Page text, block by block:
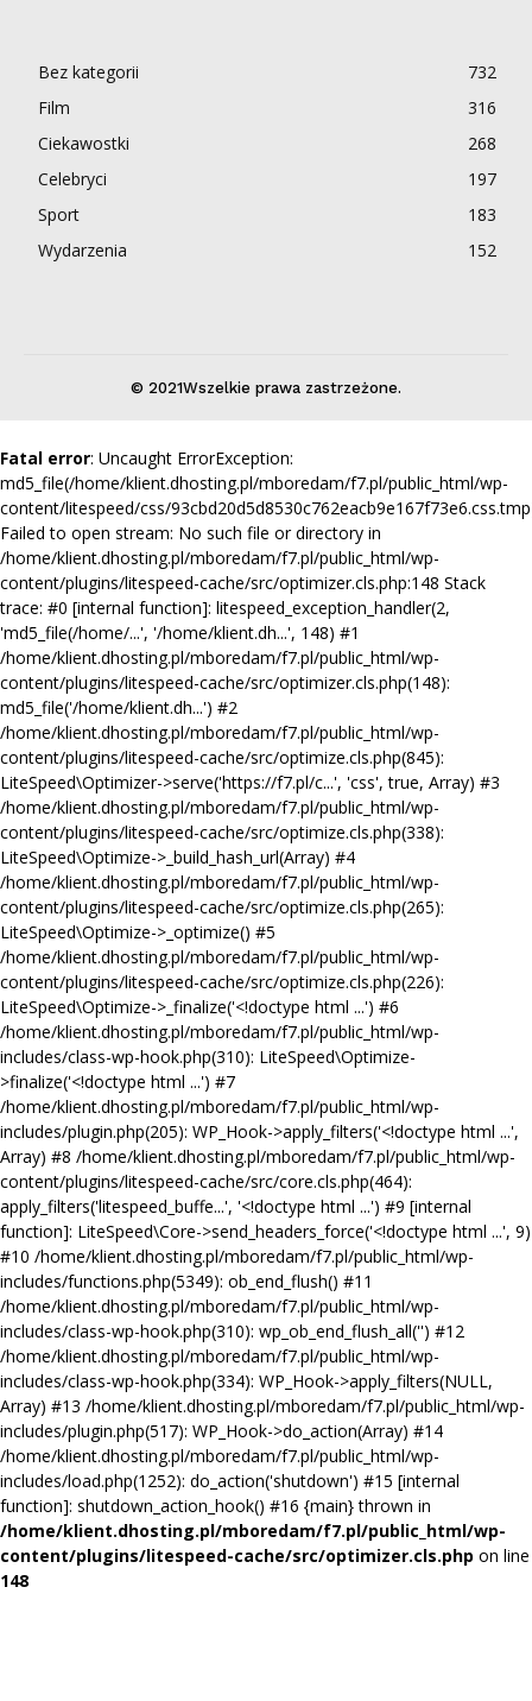
Bez kategorii
732
Film
316
Ciekawostki
268
Celebryci
197
Sport
183
Wydarzenia
152
© 2021Wszelkie prawa zastrzeżone.
Fatal error: Uncaught ErrorException:
md5_file(/home/klient.dhosting.pl/mboredam/f7.pl/public_html/wp-
content/litespeed/css/
Failed to open stream: No such file or directory in
/home/klient.dhosting.pl/mboredam/f7.pl/public_html/wp-
content/plugins/litespeed-cache/src/optimizer.cls.php:148 Stack
trace: #0 [internal function]: litespeed_exception_handler(2,
'md5_file(/home/...', '/home/klient.dh...', 148) #1
/home/klient.dhosting.pl/mboredam/f7.pl/public_html/wp-
content/plugins/litespeed-cache/src/optimizer.cls.php(148):
md5_file('/home/klient.dh...') #2
/home/klient.dhosting.pl/mboredam/f7.pl/public_html/wp-
content/plugins/litespeed-cache/src/optimize.cls.php(845):
LiteSpeed\Optimizer->serve('https://f7.pl/c...', 'css', true, Array) #3
/home/klient.dhosting.pl/mboredam/f7.pl/public_html/wp-
content/plugins/litespeed-cache/src/optimize.cls.php(338):
LiteSpeed\Optimize->_build_hash_url(Array) #4
/home/klient.dhosting.pl/mboredam/f7.pl/public_html/wp-
content/plugins/litespeed-cache/src/optimize.cls.php(265):
LiteSpeed\Optimize->_optimize() #5
/home/klient.dhosting.pl/mboredam/f7.pl/public_html/wp-
content/plugins/litespeed-cache/src/optimize.cls.php(226):
LiteSpeed\Optimize->_finalize('<!doctype html ...') #6
/home/klient.dhosting.pl/mboredam/f7.pl/public_html/wp-
includes/class-wp-hook.php(310): LiteSpeed\Optimize-
>finalize('<!doctype html ...') #7
/home/klient.dhosting.pl/mboredam/f7.pl/public_html/wp-
includes/plugin.php(205): WP_Hook->apply_filters('<!doctype html ...',
Array) #8 /home/klient.dhosting.pl/mboredam/f7.pl/public_html/wp-
content/plugins/litespeed-cache/src/core.cls.php(464):
apply_filters('litespeed_buffe...', '<!doctype html ...') #9 [internal
function]: LiteSpeed\Core->send_headers_force('<!doctype html ...', 9)
#10 /home/klient.dhosting.pl/mboredam/f7.pl/public_html/wp-
includes/functions.php(5349): ob_end_flush() #11
/home/klient.dhosting.pl/mboredam/f7.pl/public_html/wp-
includes/class-wp-hook.php(310): wp_ob_end_flush_all('') #12
/home/klient.dhosting.pl/mboredam/f7.pl/public_html/wp-
includes/class-wp-hook.php(334): WP_Hook->apply_filters(NULL,
Array) #13 /home/klient.dhosting.pl/mboredam/f7.pl/public_html/wp-
includes/plugin.php(517): WP_Hook->do_action(Array) #14
/home/klient.dhosting.pl/mboredam/f7.pl/public_html/wp-
includes/load.php(1252): do_action('shutdown') #15 [internal
function]: shutdown_action_hook() #16 {main} thrown in
/home/klient.dhosting.pl/mboredam/f7.pl/public_html/wp-
content/plugins/litespeed-cache/src/optimizer.cls.php on line
148